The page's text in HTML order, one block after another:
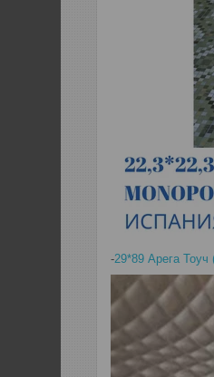
-29*89 Арега